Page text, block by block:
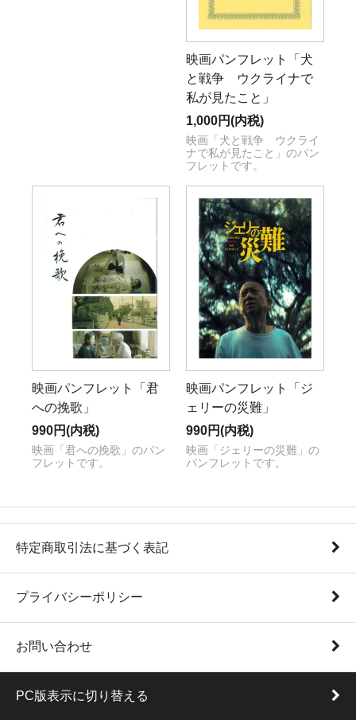
映画パンフレット「犬
と戦争 ウクライナで
私が見たこと」
1,000円(内税)
映画「犬と戦争 ウクライ
ナで私が見たこと」のパン
フレットです。
映画パンフレット「君
への挽歌」
990円(内税)
映画「君への挽歌」のパン
フレットです。
映画パンフレット「ジ
ェリーの災難」
990円(内税)
映画「ジェリーの災難」の
パンフレットです。
特定商取引法に基づく表記
プライバシーポリシー
お問い合わせ
PC版表示に切り替える